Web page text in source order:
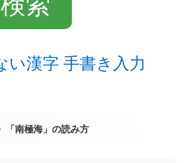
い漢字 手書き入力
「南極海」の読み方